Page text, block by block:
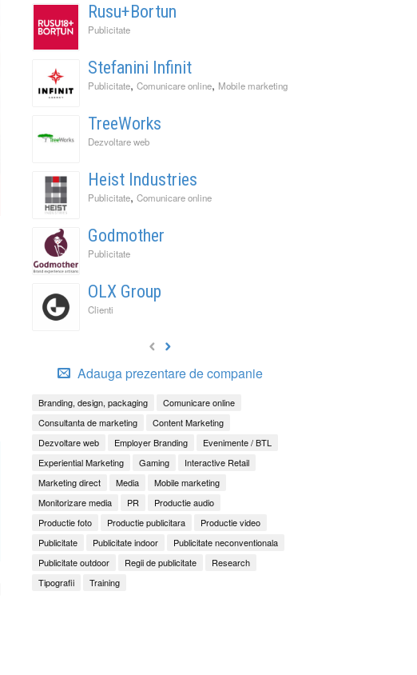
Rusu+Bortun
Publicitate
Stefanini Infinit
Publicitate, Comunicare online, Mobile marketing
TreeWorks
Dezvoltare web
Heist Industries
Publicitate, Comunicare online
Godmother
Publicitate
OLX Group
Clienti
Adauga prezentare de companie
Branding, design, packaging
Comunicare online
Consultanta de marketing
Content Marketing
Dezvoltare web
Employer Branding
Evenimente / BTL
Experiential Marketing
Gaming
Interactive Retail
Marketing direct
Media
Mobile marketing
Monitorizare media
PR
Productie audio
Productie foto
Productie publicitara
Productie video
Publicitate
Publicitate indoor
Publicitate neconventionala
Publicitate outdoor
Regii de publicitate
Research
Tipografii
Training